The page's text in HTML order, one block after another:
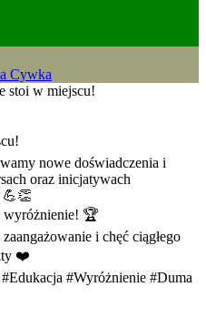
Cywka
stoi w miejscu!
nowe doświadczenia i
oraz inicjatywach
💪👏
wyróżnienie! 🏆
i chęć ciągłego
❤️
#Wyróżnienie #Duma